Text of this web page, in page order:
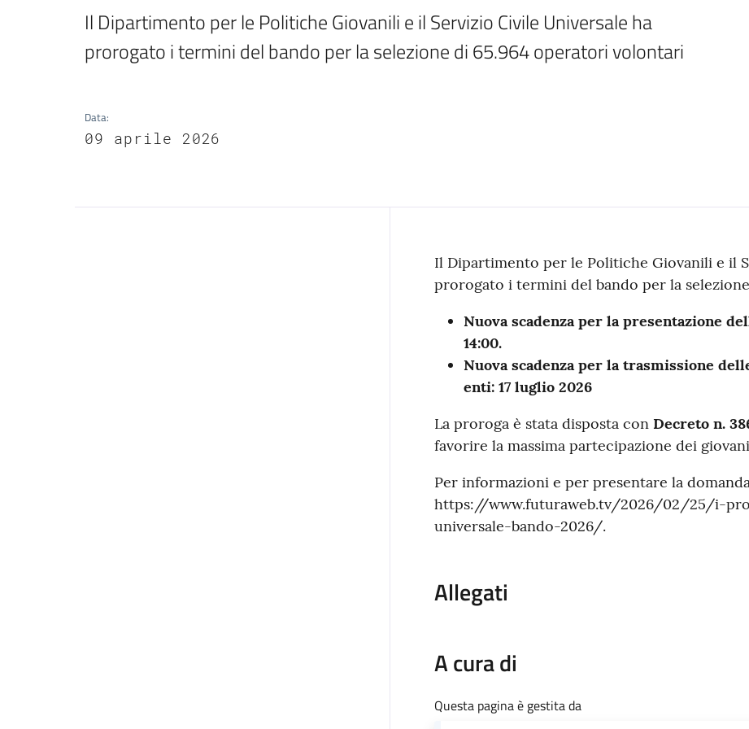
Il Dipartimento per le Politiche Giovanili e il Servizio Civile Universale ha
prorogato i termini del bando per la selezione di 65.964 operatori volontari
Data:
09 aprile 2026
Contenuto
Il Dipartimento per le Politiche Giovanili e il
prorogato i termini del bando per la
Nuova scadenza per la presentazione
14:00.
Nuova scadenza per la trasmissione
enti: 17 luglio 2026
La proroga è stata disposta con Decreto n.
favorire la massima partecipazione dei
Per informazioni e per presentare la domanda
https://www.futuraweb.tv/2026/02/25/i-
universale-bando-2026/.
Allegati
A cura di
Questa pagina è gestita da